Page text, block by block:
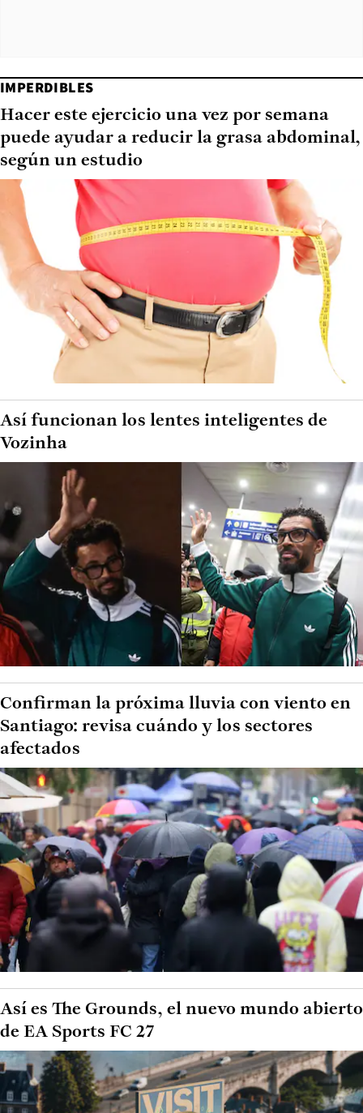
IMPERDIBLES
Hacer este ejercicio una vez por semana
puede ayudar a reducir la grasa abdominal,
según un estudio
Así funcionan los lentes inteligentes de
Vozinha
Confirman la próxima lluvia con viento en
Santiago: revisa cuándo y los sectores
afectados
Así es The Grounds, el nuevo mundo abierto
de EA Sports FC 27